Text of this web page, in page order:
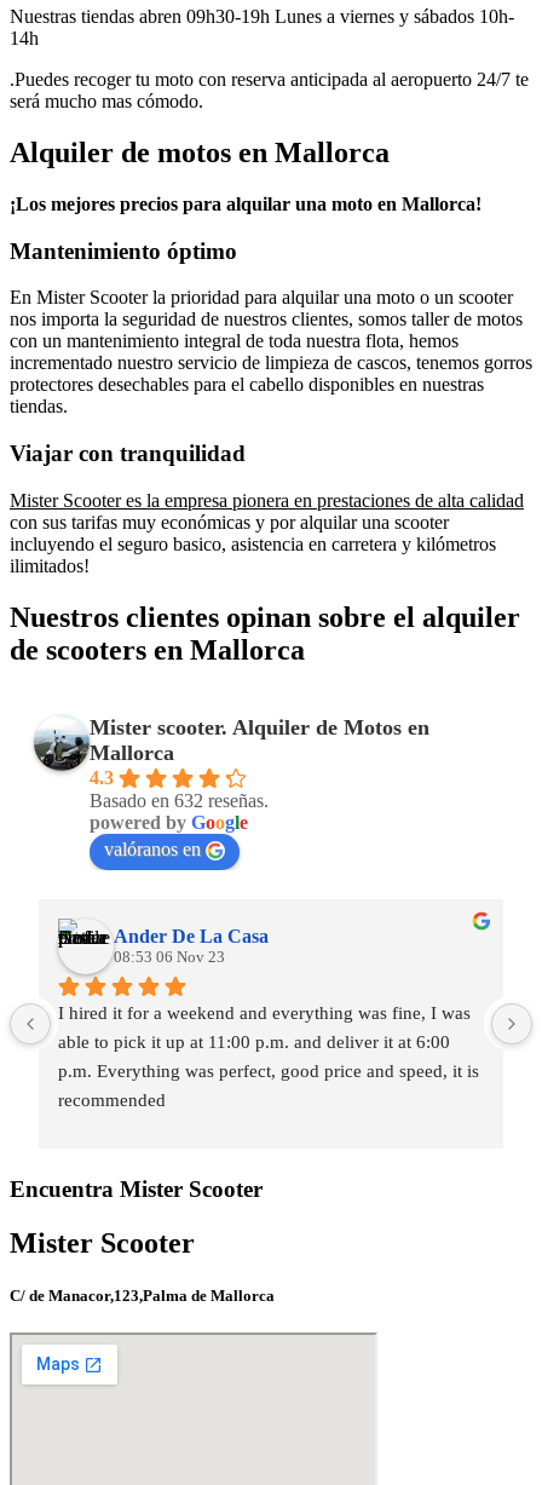
Nuestras tiendas abren 09h30-19h Lunes a viernes y sábados 10h-
14h
.Puedes recoger tu moto con reserva anticipada al aeropuerto 24/7 te
será mucho mas cómodo.
Alquiler de motos en Mallorca
¡Los mejores precios para alquilar una moto en Mallorca!
Mantenimiento óptimo
En Mister Scooter la prioridad para alquilar una moto o un scooter
nos importa la seguridad de nuestros clientes, somos taller de motos
con un mantenimiento integral de toda nuestra flota, hemos
incrementado nuestro servicio de limpieza de cascos, tenemos gorros
protectores desechables para el cabello disponibles en nuestras
tiendas.
Viajar con tranquilidad
Mister Scooter es la empresa pionera en prestaciones de alta calidad
con sus tarifas muy económicas y por alquilar una scooter
incluyendo el seguro basico, asistencia en carretera y kilómetros
ilimitados!
Nuestros clientes opinan sobre el alquiler
de scooters en Mallorca
Mister scooter. Alquiler de Motos en
Mallorca
4.3
Basado en 632 reseñas.
powered by Google
valóranos en
Ander De La Casa
08:53 06 Nov 23
I hired it for a weekend and everything was fine, I was
able to pick it up at 11:00 p.m. and deliver it at 6:00
p.m. Everything was perfect, good price and speed, it is
recommended
Encuentra Mister Scooter
Mister Scooter
C/ de Manacor,123,Palma de Mallorca